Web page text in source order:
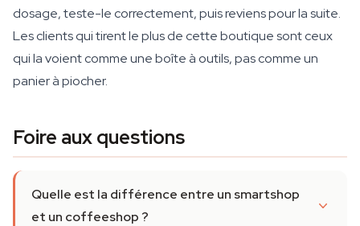
dosage, teste-le correctement, puis reviens pour la suite.
Les clients qui tirent le plus de cette boutique sont ceux
qui la voient comme une boîte à outils, pas comme un
panier à piocher.
Foire aux questions
Quelle est la différence entre un smartshop
et un coffeeshop ?